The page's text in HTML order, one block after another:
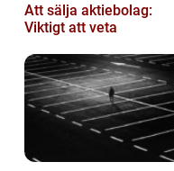
Att sälja aktiebolag:
Viktigt att veta